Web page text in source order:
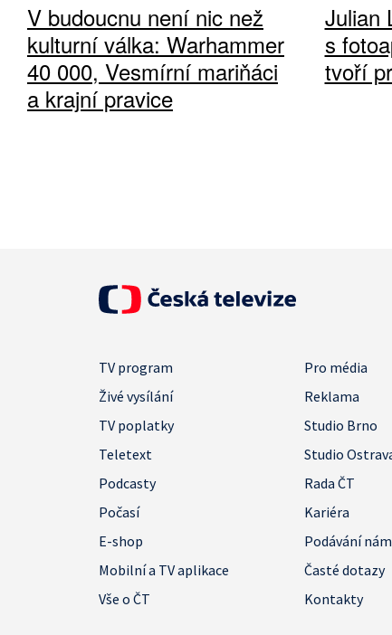
V budoucnu není nic než
kulturní válka: Warhammer
40 000, Vesmírní mariňáci
a krajní pravice
Julian
s
tvoří
TV program
Pro média
Živé vysílání
Reklama
TV poplatky
Studio Brno
Teletext
Studio
Podcasty
Rada ČT
Počasí
Kariéra
E-shop
Podávání
Mobilní a TV aplikace
Časté dotazy
Vše o ČT
Kontakty